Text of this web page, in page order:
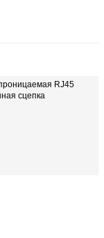
RJ45
сцепка